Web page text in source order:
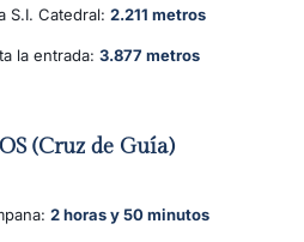
S.I. Catedral: 2.211 metros
la entrada: 3.877 metros
(Cruz de Guía)
2 horas y 50 minutos